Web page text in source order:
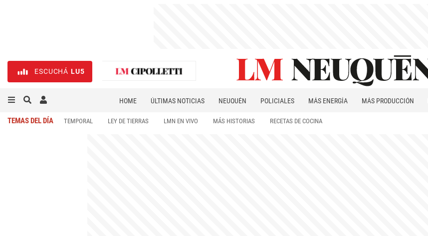
ESCUCHÁ LU5
HOME ÚLTIMAS NOTICIAS NEUQUÉN POLICIALES MÁS ENERGÍA MÁS PRODUCCIÓN
TEMAS DEL DÍA TEMPORAL LEY DE TIERRAS LMN EN VIVO MÁS HISTORIAS RECETAS DE COCINA